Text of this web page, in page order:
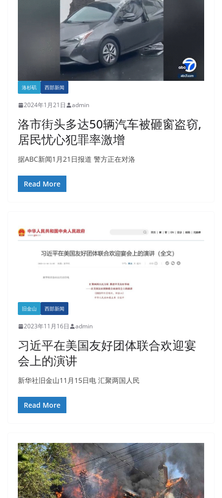
洛杉矶 西部新闻
2024年1月21日 admin
洛市街头多达50辆汽车被砸窗盗窃,
居民忧心犯罪率激增
据ABC新闻1月21日报道 警方正在对洛
Read More
旧金山 西部新闻
2023年11月16日 admin
习近平在美国友好团体联合欢迎宴
会上的演讲
新华社旧金山11月15日电 汇聚两国人民
Read More